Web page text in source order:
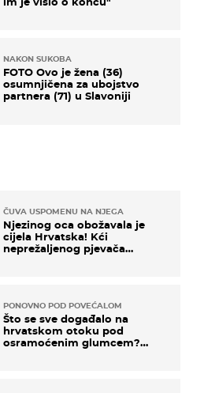
NAKON SUKOBA
FOTO Ovo je žena (36)
osumnjičena za ubojstvo
partnera (71) u Slavoniji
ČUVA USPOMENU NA NJEGA
Njezinog oca obožavala je
cijela Hrvatska! Kći
neprežaljenog pjevača
PONOVNO POD POVEĆALOM
Što se sve događalo na
hrvatskom otoku pod
osramoćenim glumcem?